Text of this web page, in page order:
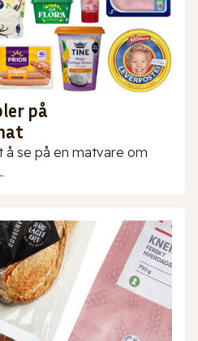
på
å se på en matvare om